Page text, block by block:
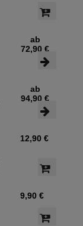
ab
72,90 €
ab
94,90 €
12,90 €
9,90 €